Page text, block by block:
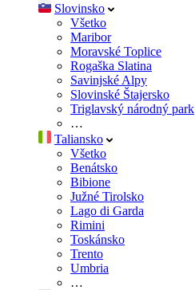
Slovinsko
Všetko
Maribor
Moravské Toplice
Rogaška Slatina
Savinjské Alpy
Slovinské Štajersko
Triglavský národný park
…
Taliansko
Všetko
Benátsko
Bibione
Južné Tirolsko
Lago di Garda
Rimini
Toskánsko
Trento
Umbria
…